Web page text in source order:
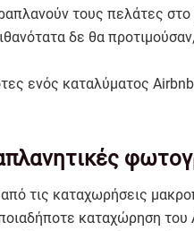
τους πελάτες
δε θα
ενός καταλύματος
τις καταχωρήσεις
καταχώρηση του